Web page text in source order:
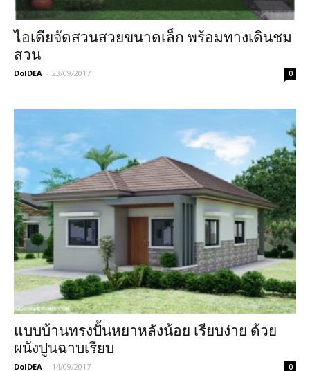
ไอเดียจัดสวนสวยขนาดเล็ก พร้อมทางเดินชม
สวน
DoIDEA - 23/09/2017 0
แบบบ้านทรงปั้นหยาหลังน้อย เรียบง่าย ด้วย
ผนังปูนฉาบเรียบ
DoIDEA - 14/09/2017 0